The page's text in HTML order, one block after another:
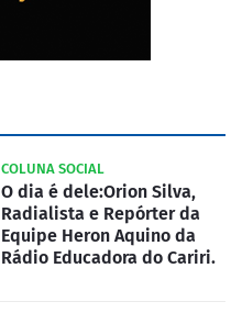
COLUNA SOCIAL
O dia é dele:Orion Silva,
Radialista e Repórter da
Equipe Heron Aquino da
Rádio Educadora do Cariri.